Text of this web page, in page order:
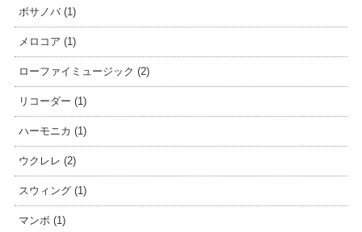
ボサノバ (1)
メロコア (1)
ローファイミュージック (2)
リコーダー (1)
ハーモニカ (1)
ウクレレ (2)
スウィング (1)
マンボ (1)